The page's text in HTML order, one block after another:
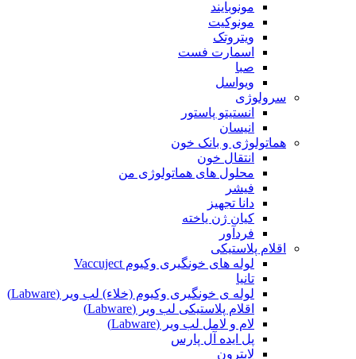
مونوبایند
مونوکیت
ویتروتک
اسمارت فست
صبا
ویواسل
سرولوژی
انستیتو پاستور
انیسان
هماتولوژی و بانک خون
انتقال خون
محلول های هماتولوژی من
فیشر
دانا تجهیز
کیان ژن یاخته
فردآور
اقلام پلاستیکی
لوله های خونگیری وکیوم Vaccuject
تانیا
لوله ی خونگیری وکیوم (خلاء) لب ویر (Labware)
اقلام پلاستیکی لب ویر (Labware)
لام و لامل لب ویر (Labware)
پل ایده آل پارس
لابترون